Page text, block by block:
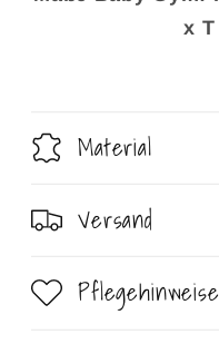
x T
Material
Versand
Pflegehinweise